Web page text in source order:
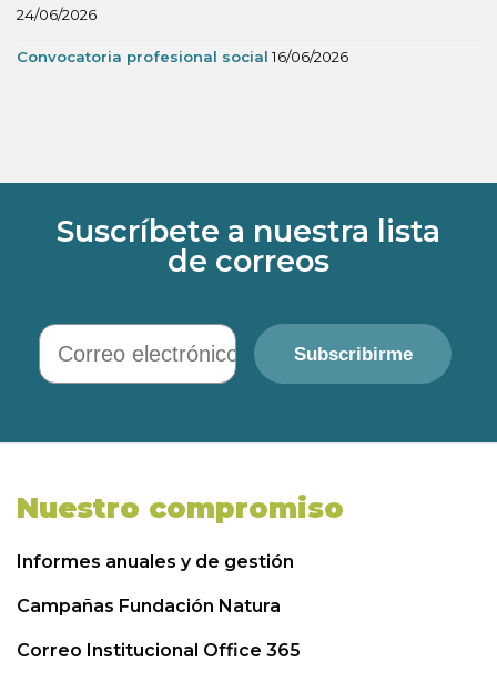
24/06/2026
Convocatoria profesional social 16/06/2026
Suscríbete a nuestra lista
de correos
Correo electrónico
Subscribirme
Nuestro compromiso
Informes anuales y de gestión
Campañas Fundación Natura
Correo Institucional Office 365